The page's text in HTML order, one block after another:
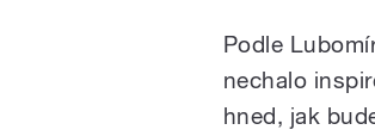
Podle
nechalo
hned, jak